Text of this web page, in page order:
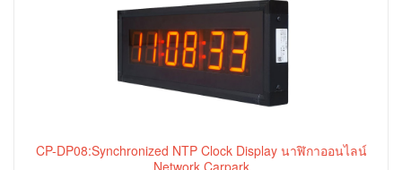
CP-DP08:Synchronized NTP Clock Display นาฬิกาออนไลน์
Network Carpark